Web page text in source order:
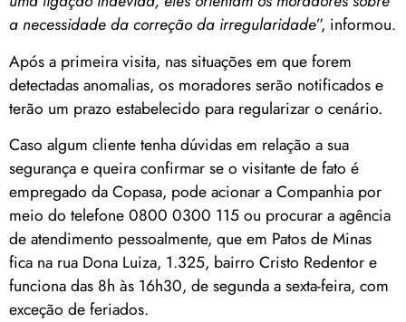
a necessidade da correção da irregularidade”, informou.
Após a primeira visita, nas situações em que forem
detectadas anomalias, os moradores serão notificados e
terão um prazo estabelecido para regularizar o cenário.
Caso algum cliente tenha dúvidas em relação a sua
segurança e queira confirmar se o visitante de fato é
empregado da Copasa, pode acionar a Companhia por
meio do telefone 0800 0300 115 ou procurar a agência
de atendimento pessoalmente, que em Patos de Minas
fica na rua Dona Luiza, 1.325, bairro Cristo Redentor e
funciona das 8h às 16h30, de segunda a sexta-feira, com
exceção de feriados.